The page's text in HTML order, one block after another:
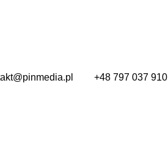
+48 797 037 910